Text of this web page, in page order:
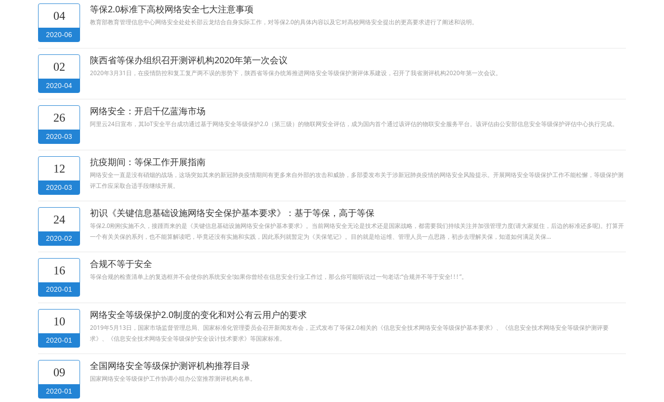
04
2020-06
等保2.0标准下高校网络安全七大注意事项
教育部教育管理信息中心网络安全处处长邵云龙结合自身实际工作，对等保2.0的具体内容以及它对高校网络安全提出的更高要求进行了阐述和说明。
02
2020-04
陕西省等保办组织召开测评机构2020年第一次会议
2020年3月31日，在疫情防控和复工复产两不误的形势下，陕西省等保办统筹推进网络安全等级保护测评体系建设，召开了我省测评机构2020年第一次会议。
26
2020-03
网络安全：开启千亿蓝海市场
阿里云24日宣布，其IoT安全平台成功通过基于网络安全等级保护2.0（第三级）的物联网安全评估，成为国内首个通过该评估的物联安全服务平台。该评估由公安部信息安全等级保护评估中心执行完成。
12
2020-03
抗疫期间：等保工作开展指南
网络安全一直是没有硝烟的战场，这场突如其来的新冠肺炎疫情期间有更多来自外部的攻击和威胁，多部委发布关于涉新冠肺炎疫情的网络安全风险提示。开展网络安全等级保护工作不能松懈，等级保护测
评工作应采取合适手段继续开展。
24
2020-02
初识《关键信息基础设施网络安全保护基本要求》：基于等保，高于等保
等保2.0刚刚实施不久，接踵而来的是《关键信息基础设施网络安全保护基本要求》。当前网络安全无论是技术还是国家战略，都需要我们持续关注并加强管理力度(请大家挺住，后边的标准还多呢)。打算开
一个有关关保的系列，也不能算解读吧，毕竟还没有实施和实践，因此系列就暂定为《关保笔记》。目的就是给运维、管理人员一点思路，初步去理解关保，知道如何满足关保…
16
2020-01
合规不等于安全
等保合规的检查清单上的复选框并不会使你的系统安全!如果你曾经在信息安全行业工作过，那么你可能听说过一句老话:“合规并不等于安全! ! ! ”。
10
2020-01
网络安全等级保护2.0制度的变化和对公有云用户的要求
2019年5月13日，国家市场监督管理总局、国家标准化管理委员会召开新闻发布会，正式发布了等保2.0相关的《信息安全技术网络安全等级保护基本要求》、《信息安全技术网络安全等级保护测评要
求》、《信息安全技术网络安全等级保护安全设计技术要求》等国家标准。
09
2020-01
全国网络安全等级保护测评机构推荐目录
国家网络安全等级保护工作协调小组办公室推荐测评机构名单。